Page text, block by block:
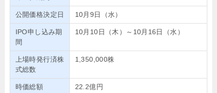
公開価格決定日 10月9日（水）
IPO申し込み期
間
10月10日（木）～10月16日（水）
上場時発行済株
式総数
1,350,000株
時価総額 22.2億円